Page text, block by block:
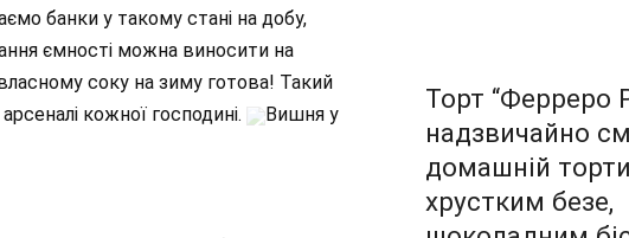
банки у такому стані на добу,
ємності можна виносити на
соку на зиму готова! Такий
кожної господині.
Вишня у
Торт “Ферреро
надзвичайно
домашній
хрустким безе,